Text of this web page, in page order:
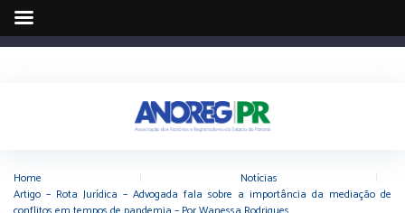
Home Notícias
Artigo – Rota Jurídica – Advogada fala sobre a importância da mediação de